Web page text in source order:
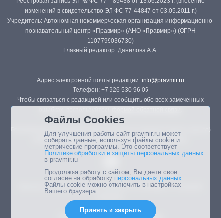
изменений в свидетельство ЭЛ ФС 77-44847 от 03.05.2011 г.)
Учредитель: Автономная некоммерческая организация информационно-
познавательный центр «Правмир» (АНО «Правмир») (ОГРН
1107799036730)
Главный редактор: Данилова А.А.
Адрес электронной почты редакции: info@pravmir.ru
Телефон: +7 926 530 96 05
Чтобы связаться с редакцией или сообщить обо всех замеченных
Републикация материалов сайта в печатных изданиях (книгах, прессе)
возможна только с письменного разрешения редакции.
Мнение авторов статей портала может не совпадать с позицией
Дизайн сайта -
Файлы Cookies
Для улучшения работы сайт pravmir.ru может
собирать данные, используя файлы cookie и
метрические программы. Это соответствует
Политике обработки и защиты персональных данных
в pravmir.ru
Продолжая работу с сайтом, Вы даете свое
согласие на обработку персональных данных.
Файлы cookie можно отключить в настройках
Вашего браузера.
Принять и закрыть